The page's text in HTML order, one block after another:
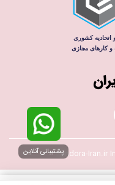
پشتیبانی آنلاین